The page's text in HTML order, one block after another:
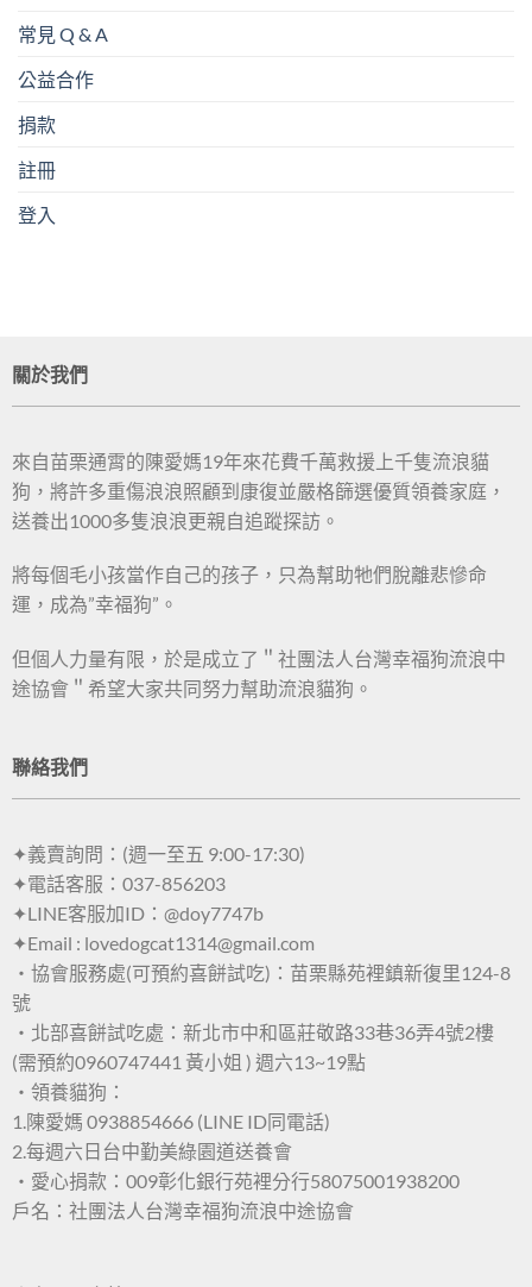
常見 Q & A
公益合作
捐款
註冊
登入
關於我們
來自苗栗通霄的陳愛媽19年來花費千萬救援上千隻流浪貓
狗，將許多重傷浪浪照顧到康復並嚴格篩選優質領養家庭，
送養出1000多隻浪浪更親自追蹤探訪。
將每個毛小孩當作自己的孩子，只為幫助牠們脫離悲慘命
運，成為”幸福狗”。
但個人力量有限，於是成立了＂社團法人台灣幸福狗流浪中
途協會＂希望大家共同努力幫助流浪貓狗。
聯絡我們
✦義賣詢問：(週一至五 9:00-17:30)
✦電話客服：037-856203
✦LINE客服加ID：@doy7747b
✦Email : lovedogcat1314@gmail.com
・協會服務處(可預約喜餅試吃)：苗栗縣苑裡鎮新復里124-8
號
・北部喜餅試吃處：新北市中和區莊敬路33巷36弄4號2樓
(需預約0960747441 黃小姐 ) 週六13~19點
・領養貓狗：
1.陳愛媽 0938854666 (LINE ID同電話)
2.每週六日台中勤美綠園道送養會
・愛心捐款：009彰化銀行苑裡分行58075001938200
戶名：社團法人台灣幸福狗流浪中途協會